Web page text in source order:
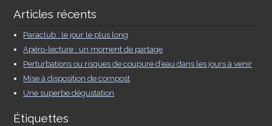
Articles récents
Paraclub : le jour le plus long
Apéro-lecture : un moment de partage
Perturbations ou risques de coupure d’eau dans les jours à venir
Mise à disposition de compost
Une superbe dégustation
Étiquettes